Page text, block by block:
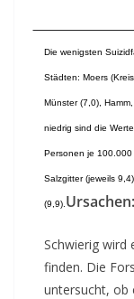
Die wenigsten
Städten: Moers
Münster (7,0),
niedrig sind die
Personen je 100.000
Salzgitter (jeweils
(9,9).
Schwierig wird
finden. Die
untersucht, ob